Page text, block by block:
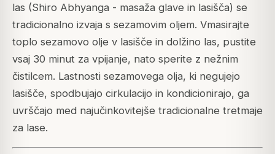
las (Shiro Abhyanga - masaža glave in lasišča) se
tradicionalno izvaja s sezamovim oljem. Vmasirajte
toplo sezamovo olje v lasišče in dolžino las, pustite
vsaj 30 minut za vpijanje, nato sperite z nežnim
čistilcem. Lastnosti sezamovega olja, ki negujejo
lasišče, spodbujajo cirkulacijo in kondicionirajo, ga
uvrščajo med najučinkovitejše tradicionalne tretmaje
za lase.